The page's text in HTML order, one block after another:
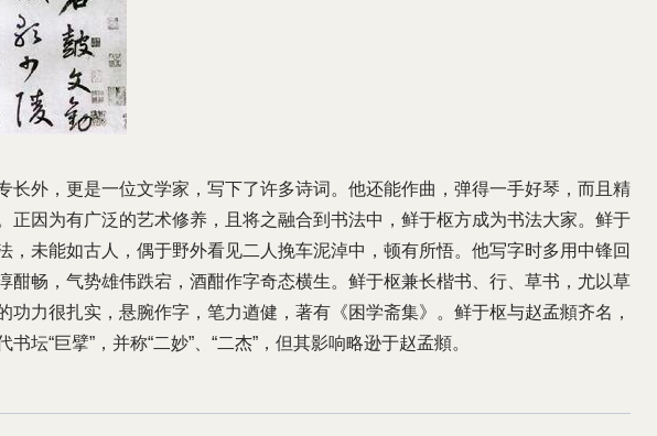
长外，更是一位文学家，写下了许多诗词。他还能作曲，弹得一手好琴，而且精
正因为有广泛的艺术修养，且将之融合到书法中，鲜于枢方成为书法大家。鲜于
，未能如古人，偶于野外看见二人挽车泥淖中，顿有所悟。他写字时多用中锋回
酣畅，气势雄伟跌宕，酒酣作字奇态横生。鲜于枢兼长楷书、行、草书，尤以草
功力很扎实，悬腕作字，笔力遒健，著有《困学斋集》。鲜于枢与赵孟頫齐名，
书坛“巨擘”，并称“二妙”、“二杰”，但其影响略逊于赵孟頫。